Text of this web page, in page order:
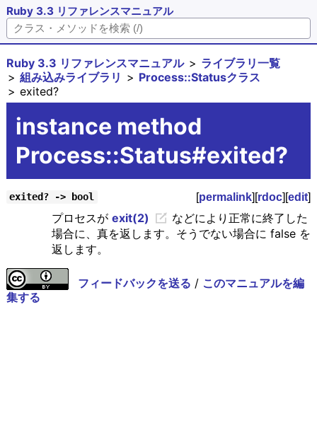
Ruby 3.3 リファレンスマニュアル
Ruby 3.3 リファレンスマニュアル
ライブラリ一覧
組み込みライブラリ
Process::Statusクラス
exited?
instance method
Process::Status#exited?
exited? -> bool [permalink][rdoc][edit]
プロセスが exit(2)
などにより正常に終了した
場合に、真を返します。そうでない場合に false を
返します。
フィードバックを送る / このマニュアルを編
集する